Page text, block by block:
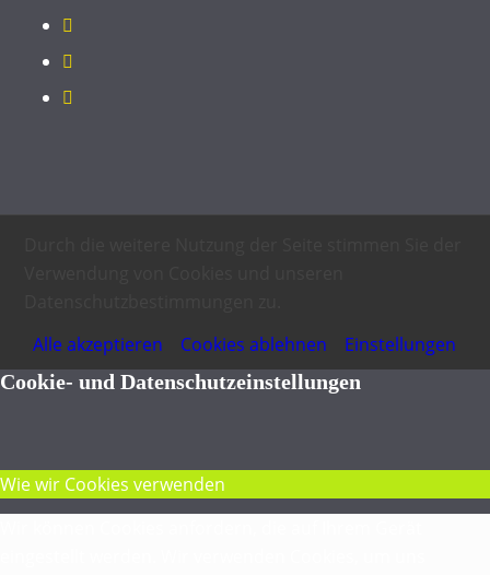
Alle akzeptieren
Cookies ablehnen
Einstellungen
Cookie- und Datenschutzeinstellungen
Wie wir Cookies verwenden